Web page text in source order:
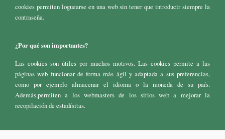
cookies permiten loguearse en una web sin tener que introducir siempre la
contraseña.
¿Por qué son importantes?
Las cookies son útiles por muchos motivos. Las cookies permite a las
páginas web funcionar de forma más ágil y adaptada a sus preferencias,
como por ejemplo almacenar el idioma o la moneda de su país.
Además,permiten a los webmasters de los sitios web a mejorar la
recopilación de estadísitas.